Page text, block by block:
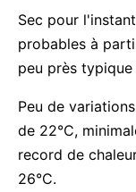
Sec pour
probables à
peu près
Peu de
de 22°C,
record de
26°C.